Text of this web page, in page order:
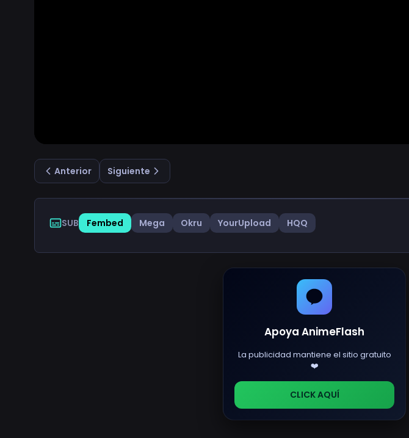
Anterior Siguiente
SUB Fembed Mega Okru YourUpload HQQ
Apoya AnimeFlash
La publicidad mantiene el sitio gratuito
❤️
CLICK AQUÍ